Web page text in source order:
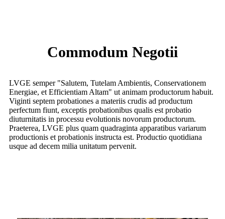
Commodum Negotii
LVGE semper "Salutem, Tutelam Ambientis, Conservationem
Energiae, et Efficientiam Altam" ut animam productorum habuit.
Viginti septem probationes a materiis crudis ad productum
perfectum fiunt, exceptis probationibus qualis est probatio
diuturnitatis in processu evolutionis novorum productorum.
Praeterea, LVGE plus quam quadraginta apparatibus variarum
productionis et probationis instructa est. Productio quotidiana
usque ad decem milia unitatum pervenit.